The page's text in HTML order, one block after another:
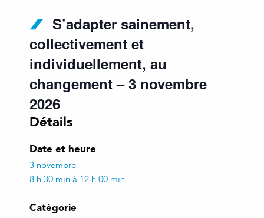
S’adapter sainement,
collectivement et
individuellement, au
changement – 3 novembre
2026
Détails
Date et heure
3 novembre
8 h 30 min à 12 h 00 min
Catégorie